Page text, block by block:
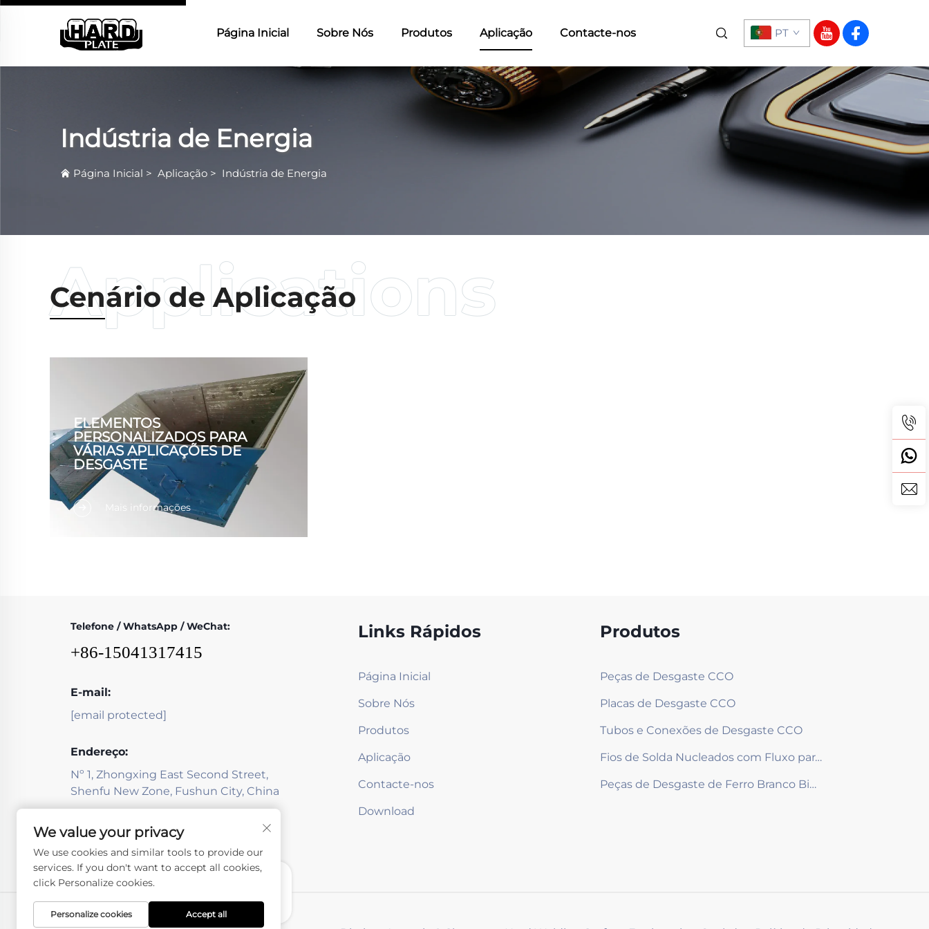
Página Inicial Sobre Nós Produtos Aplicação Contacte-nos PT
Indústria de Energia
Página Inicial > Aplicação > Indústria de Energia
Cenário de Aplicação
ELEMENTOS
PERSONALIZADOS PARA
VÁRIAS APLICAÇÕES DE
DESGASTE
Nossas placas de desgaste de carbeto de
cromo são amplamente utilizadas nos
setores de metalurgia, energia elétrica,
Índia, Nigéria, os Estados Unidos...
Mais informações
Telefone / WhatsApp / WeChat:
+86-15041317415
E-mail:
[email protected]
Endereço:
Nº 1, Zhongxing East Second Street,
Shenfu New Zone, Fushun City, China
Links Rápidos
Página Inicial
Sobre Nós
Produtos
Aplicação
Contacte-nos
Download
Produtos
Peças de Desgaste CCO
Placas de Desgaste CCO
Tubos e Conexões de Desgaste CCO
Fios de Solda Nucleados com Fluxo para Revestimento
Peças de Desgaste de Ferro Branco Bimetal
We value your privacy
We use cookies and similar tools to provide our
services. If you don't want to accept all cookies,
click Personalize cookies.
Personalize cookies Accept all